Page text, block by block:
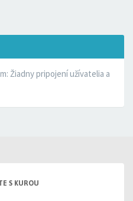
Žiadny pripojení užívatelia a
S KUROU